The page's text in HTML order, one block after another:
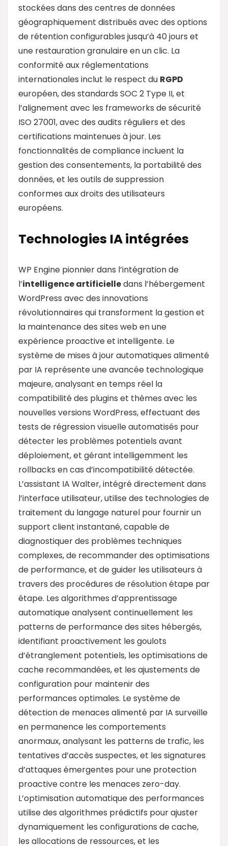
stockées dans des centres de données
géographiquement distribués avec des options
de rétention configurables jusqu’à 40 jours et
une restauration granulaire en un clic. La
conformité aux réglementations
internationales inclut le respect du RGPD
européen, des standards SOC 2 Type II, et
l’alignement avec les frameworks de sécurité
ISO 27001, avec des audits réguliers et des
certifications maintenues à jour. Les
fonctionnalités de compliance incluent la
gestion des consentements, la portabilité des
données, et les outils de suppression
conformes aux droits des utilisateurs
européens.
Technologies IA intégrées
WP Engine pionnier dans l’intégration de
l’intelligence artificielledans l’hébergement
WordPress avec des innovations
révolutionnaires qui transforment la gestion et
la maintenance des sites web en une
expérience proactive et intelligente. Le
système de mises à jour automatiques alimenté
par IA représente une avancée technologique
majeure, analysant en temps réel la
compatibilité des plugins et thèmes avec les
nouvelles versions WordPress, effectuant des
tests de régression visuelle automatisés pour
détecter les problèmes potentiels avant
déploiement, et gérant intelligemment les
rollbacks en cas d’incompatibilité détectée.
L’assistant IA Walter, intégré directement dans
l’interface utilisateur, utilise des technologies de
traitement du langage naturel pour fournir un
support client instantané, capable de
diagnostiquer des problèmes techniques
complexes, de recommander des optimisations
de performance, et de guider les utilisateurs à
travers des procédures de résolution étape par
étape. Les algorithmes d’apprentissage
automatique analysent continuellement les
patterns de performance des sites hébergés,
identifiant proactivement les goulots
d’étranglement potentiels, les optimisations de
cache recommandées, et les ajustements de
configuration pour maintenir des
performances optimales. Le système de
détection de menaces alimenté par IA surveille
en permanence les comportements
anormaux, analysant les patterns de trafic, les
tentatives d’accès suspectes, et les signatures
d’attaques émergentes pour une protection
proactive contre les menaces zero-day.
L’optimisation automatique des performances
utilise des algorithmes prédictifs pour ajuster
dynamiquement les configurations de cache,
les allocations de ressources, et les